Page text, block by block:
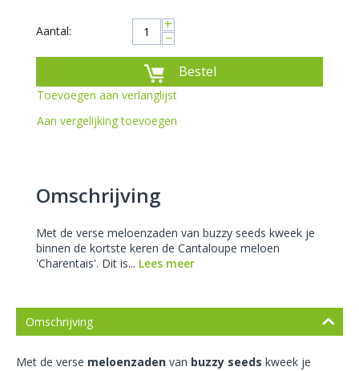
Aantal: +
−
Bestel
Toevoegen aan verlanglijst
Aan vergelijking toevoegen
Omschrijving
Met de verse meloenzaden van buzzy seeds kweek je
binnen de kortste keren de Cantaloupe meloen
'Charentais'. Dit is... Lees meer
Omschrijving
Met de verse meloenzaden van buzzy seeds kweek je